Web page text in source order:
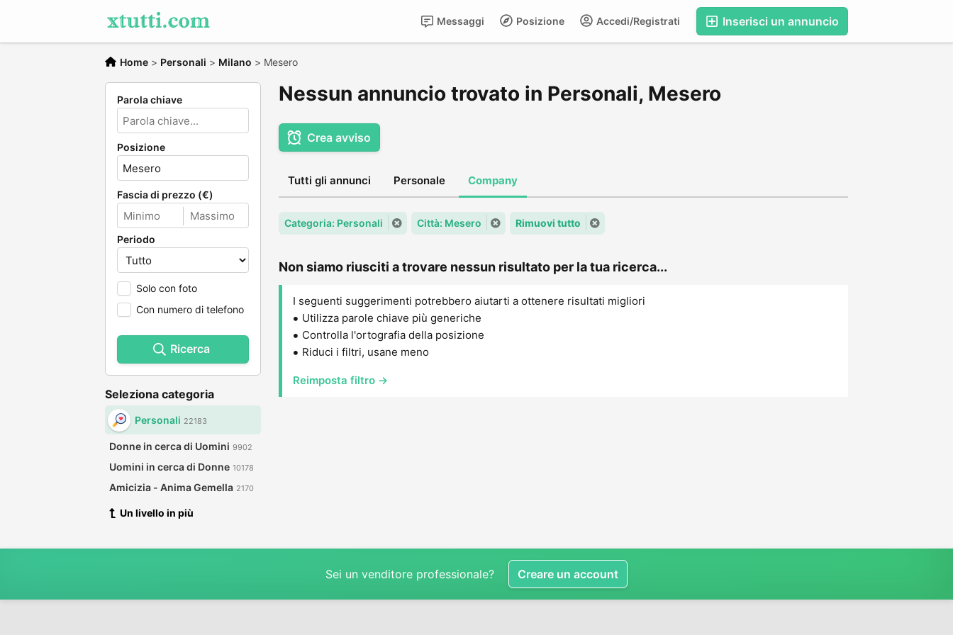
Inserisci un annuncio
Accedi/Registrati
Posizione
Messaggi
Home > Personali > Milano > Mesero
Parola chiave
Posizione
Fascia di prezzo (€)
Periodo
Solo con foto
Con numero di telefono
Ricerca
Seleziona categoria
Personali 22183
Donne in cerca di Uomini 9902
Uomini in cerca di Donne 10178
Amicizia - Anima Gemella 2170
Un livello in più
Nessun annuncio trovato in Personali, Mesero
Crea avviso
Tutti gli annunci Personale Company
Categoria: Personali Città: Mesero Rimuovi tutto
Non siamo riusciti a trovare nessun risultato per la tua ricerca...
I seguenti suggerimenti potrebbero aiutarti a ottenere risultati migliori
Utilizza parole chiave più generiche
Controlla l'ortografia della posizione
Riduci i filtri, usane meno
Reimposta filtro →
Sei un venditore professionale? Creare un account